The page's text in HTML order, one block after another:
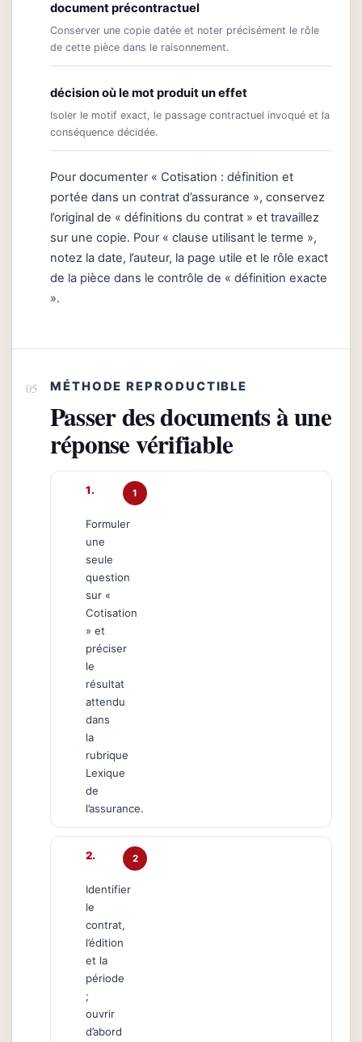
document précontractuel
Conserver une copie datée et noter précisément le rôle
de cette pièce dans le raisonnement.
décision où le mot produit un effet
Isoler le motif exact, le passage contractuel invoqué et la
conséquence décidée.
Pour documenter « Cotisation : définition et
portée dans un contrat d’assurance », conservez
l’original de « définitions du contrat » et travaillez
sur une copie. Pour « clause utilisant le terme »,
notez la date, l’auteur, la page utile et le rôle exact
de la pièce dans le contrôle de « définition exacte
».
MÉTHODE REPRODUCTIBLE
Passer des documents à une
réponse vérifiable
1
Formuler
une
seule
question
sur «
Cotisation
» et
préciser
le
résultat
attendu
dans
la
rubrique
Lexique
de
l’assurance.
2
Identifier
le
contrat,
l’édition
et la
période
;
ouvrir
d’abord